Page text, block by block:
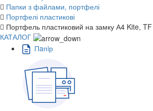
Папки з файлами, портфелі
Портфелі пластикові
Портфель пластиковий на замку А4 Kite, TF
КАТАЛОГ
Пaпiр